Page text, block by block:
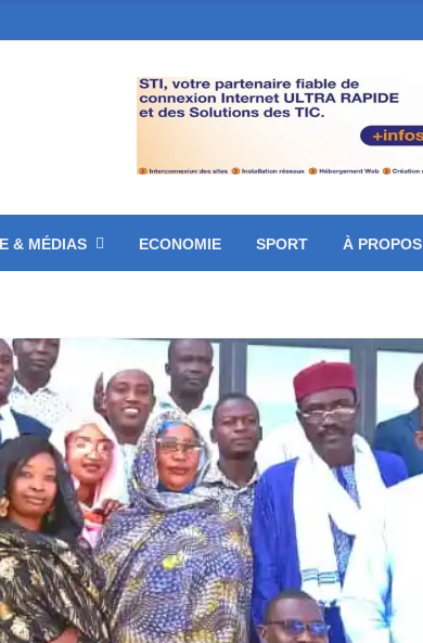
& MÉDIAS ECONOMIE SPORT À PROPOS